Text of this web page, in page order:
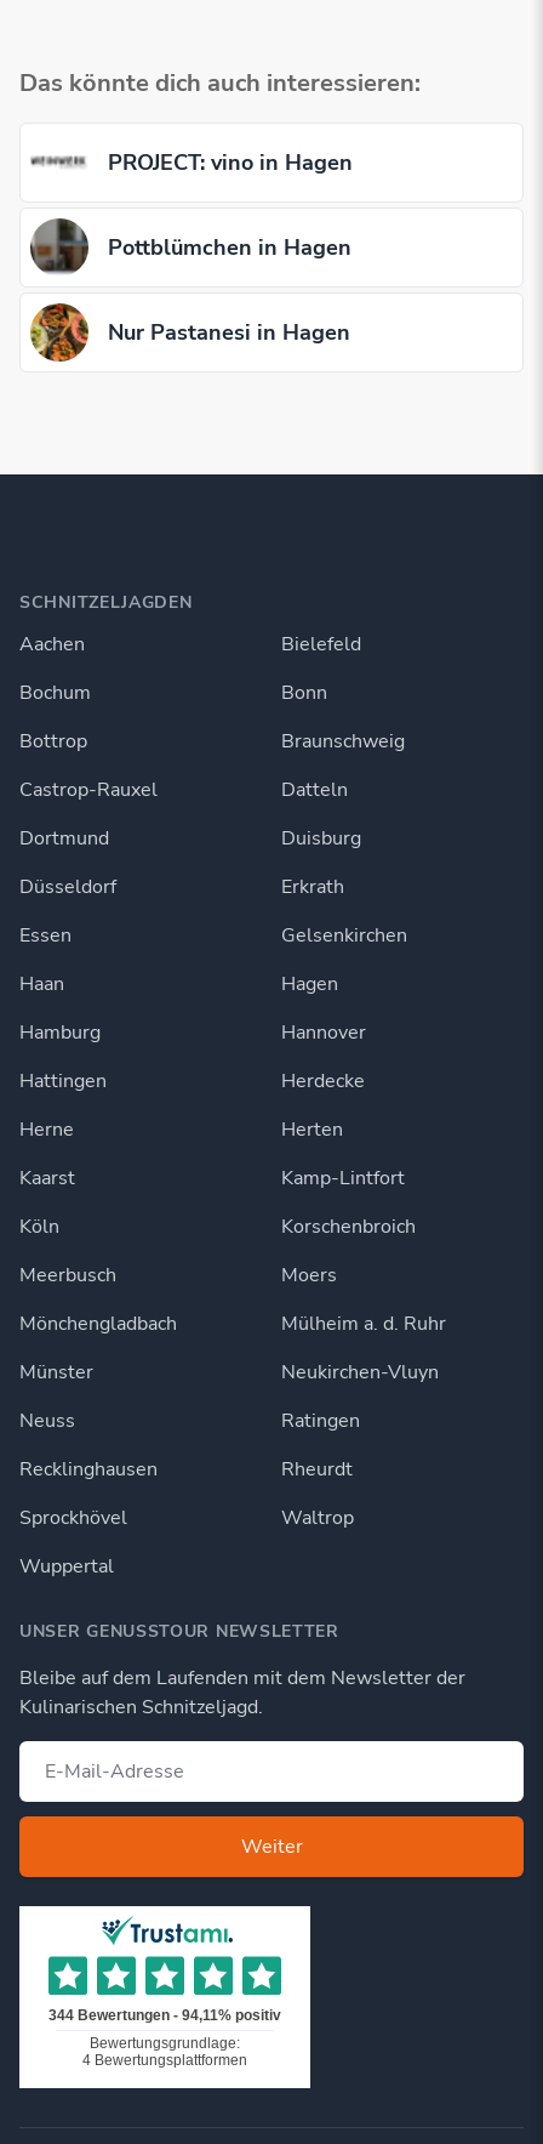
Das könnte dich auch interessieren:
PROJECT: vino in Hagen
Pottblümchen in Hagen
Nur Pastanesi in Hagen
SCHNITZELJAGDEN
Aachen
Bielefeld
Bochum
Bonn
Bottrop
Braunschweig
Castrop-Rauxel
Datteln
Dortmund
Duisburg
Düsseldorf
Erkrath
Essen
Gelsenkirchen
Haan
Hagen
Hamburg
Hannover
Hattingen
Herdecke
Herne
Herten
Kaarst
Kamp-Lintfort
Köln
Korschenbroich
Meerbusch
Moers
Mönchengladbach
Mülheim a. d. Ruhr
Münster
Neukirchen-Vluyn
Neuss
Ratingen
Recklinghausen
Rheurdt
Sprockhövel
Waltrop
Wuppertal
UNSER GENUSSTOUR NEWSLETTER
Bleibe auf dem Laufenden mit dem Newsletter der
Kulinarischen Schnitzeljagd.
Weiter